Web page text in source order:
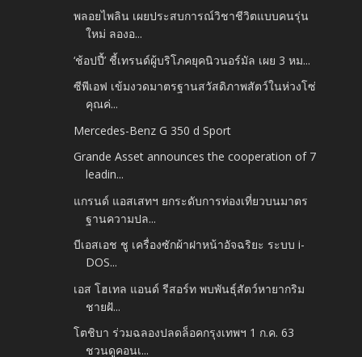
พลอยไพลิน เผยประสบการณ์วิชาชีวิตแบบคนรุ่น
ใหม่ ลองอ...
‘ช้อปปี้’ ชี้เทรนด์ผู้บริโภคยุคนิวนอร์มัล เผย 3 หม...
ซีพีเอฟ เข้มงวดมาตรฐานสวัสดิภาพสัตว์ในห่วงโซ่
คุณค่...
Mercedes-Benz G 350 d Sport
Grande Asset announces the cooperation of 7
leadin...
แกรนด์ แอสเสทฯ ยกระดับการท่องเที่ยวบนมาตร
ฐานความปล...
บีเอสเอช ชู เครื่องซักผ้าฝาหน้าอัจฉริยะ ระบบ i-
DOS...
เอส โฮเทล แอนด์ รีสอร์ท พบพันธุ์สัตว์หายากริม
ชายฝั...
โตชิบา ร่วมฉลองปลดล็อคกรุงเทพฯ 1 ก.ค. 63
ชวนดูคอนเ...